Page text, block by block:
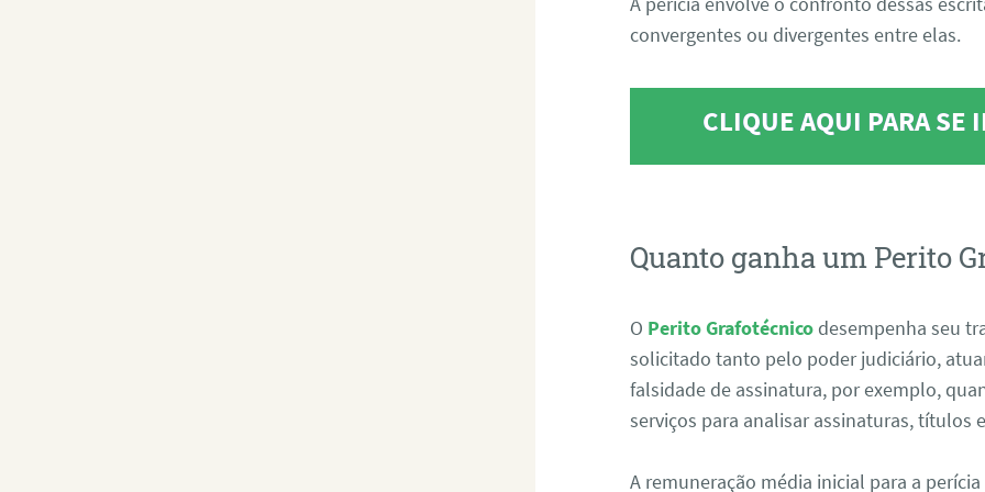
convergentes ou divergentes entre elas.
CLIQUE AQUI PARA SE
Quanto ganha um Perito
O Perito Grafotécnico desempenha seu
solicitado tanto pelo poder judiciário,
falsidade de assinatura, por exemplo,
serviços para analisar assinaturas, títulos
A remuneração média inicial para a